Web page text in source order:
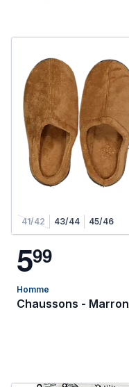
41/42 43/44 45/46
599
Homme
Chaussons - Marron